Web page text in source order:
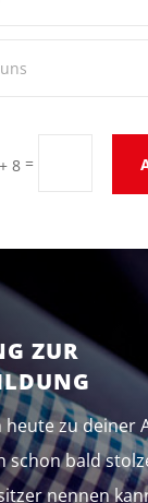
8 =
ZUR
heute zu deiner
schon bald
nennen